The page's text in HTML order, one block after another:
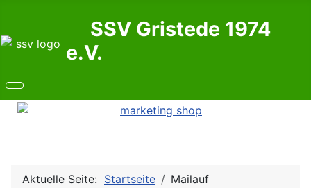
SSV Gristede 1974
e.V.
Aktuelle Seite: Startseite
Mailauf